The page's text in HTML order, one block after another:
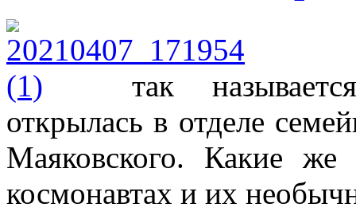
так
открылась в отделе
Маяковского. Какие
космонавтах и их